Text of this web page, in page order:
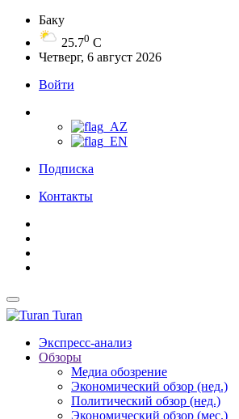
Баку
25.70 C
Четверг, 6 август 2026
Войти
Подписка
Контакты
Turan
Экспресс-анализ
Обзоры
Медиа обозрение
Экономический обзор (нед.)
Политический обзор (нед.)
Экономический обзор (мес.)